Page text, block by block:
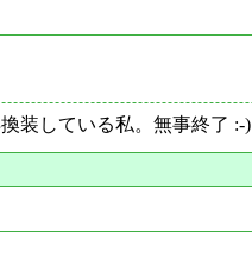
装している私。無事終了 :-)